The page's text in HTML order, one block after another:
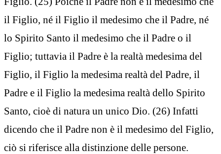
il Figlio, né il Figlio il medesimo che il Padre, né
lo Spirito Santo il medesimo che il Padre o il
Figlio; tuttavia il Padre è la realtà medesima del
Figlio, il Figlio la medesima realtà del Padre, il
Padre e il Figlio la medesima realtà dello Spirito
Santo, cioè di natura un unico Dio. (26) Infatti
dicendo che il Padre non è il medesimo del Figlio,
ciò si riferisce alla distinzione delle persone.